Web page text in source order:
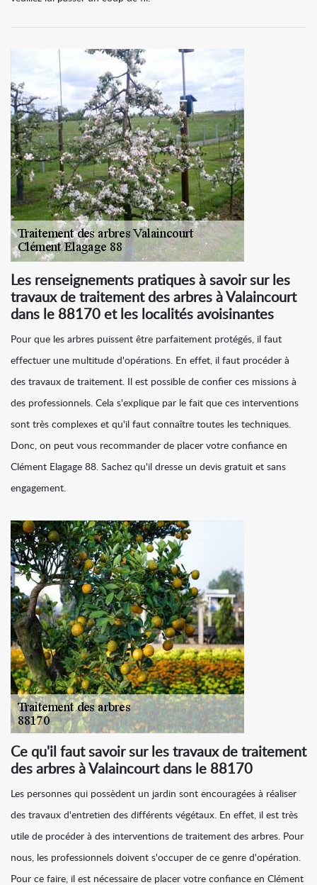
Les renseignements pratiques à savoir sur les
travaux de traitement des arbres à Valaincourt
dans le 88170 et les localités avoisinantes
Pour que les arbres puissent être parfaitement protégés, il faut
effectuer une multitude d'opérations. En effet, il faut procéder à
des travaux de traitement. Il est possible de confier ces missions à
des professionnels. Cela s'explique par le fait que ces interventions
sont très complexes et qu'il faut connaître toutes les techniques.
Donc, on peut vous recommander de placer votre confiance en
Clément Elagage 88. Sachez qu'il dresse un devis gratuit et sans
engagement.
Ce qu'il faut savoir sur les travaux de traitement
des arbres à Valaincourt dans le 88170
Les personnes qui possèdent un jardin sont encouragées à réaliser
des travaux d'entretien des différents végétaux. En effet, il est très
utile de procéder à des interventions de traitement des arbres. Pour
nous, les professionnels doivent s'occuper de ce genre d'opération.
Pour ce faire, il est nécessaire de placer votre confiance en Clément